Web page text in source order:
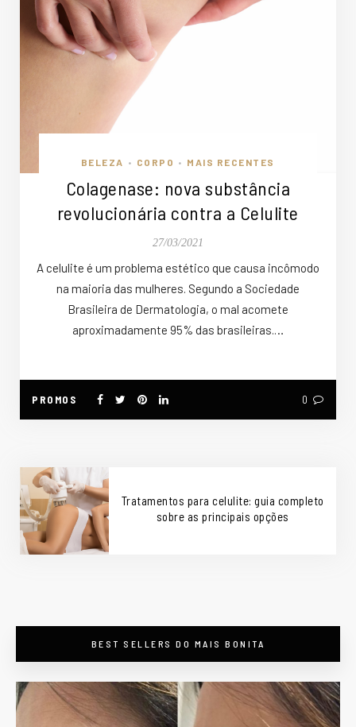
BELEZA • CORPO • MAIS RECENTES
Colagenase: nova substância
revolucionária contra a Celulite
27/03/2021
A celulite é um problema estético que causa incômodo
na maioria das mulheres. Segundo a Sociedade
Brasileira de Dermatologia, o mal acomete
aproximadamente 95% das brasileiras.…
PROMOS 0
Tratamentos para celulite: guia completo
sobre as principais opções
BEST SELLERS DO MAIS BONITA